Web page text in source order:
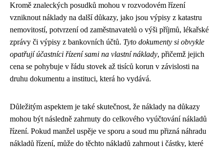
Kromě znaleckých posudků mohou v rozvodovém řízení
vzniknout náklady na další důkazy, jako jsou výpisy z katastru
nemovitostí, potvrzení od zaměstnavatelů o výši příjmů, lékařské
zprávy či výpisy z bankovních účtů. Tyto dokumenty si obvykle
opatřují účastníci řízení sami na vlastní náklady, přičemž jejich
cena se pohybuje v řádu stovek až tisíců korun v závislosti na
druhu dokumentu a instituci, která ho vydává.
Důležitým aspektem je také skutečnost, že náklady na důkazy
mohou být následně zahrnuty do celkového vyúčtování nákladů
řízení. Pokud manžel uspěje ve sporu a soud mu přizná náhradu
nákladů řízení, může do těchto nákladů zahrnout i částky, které